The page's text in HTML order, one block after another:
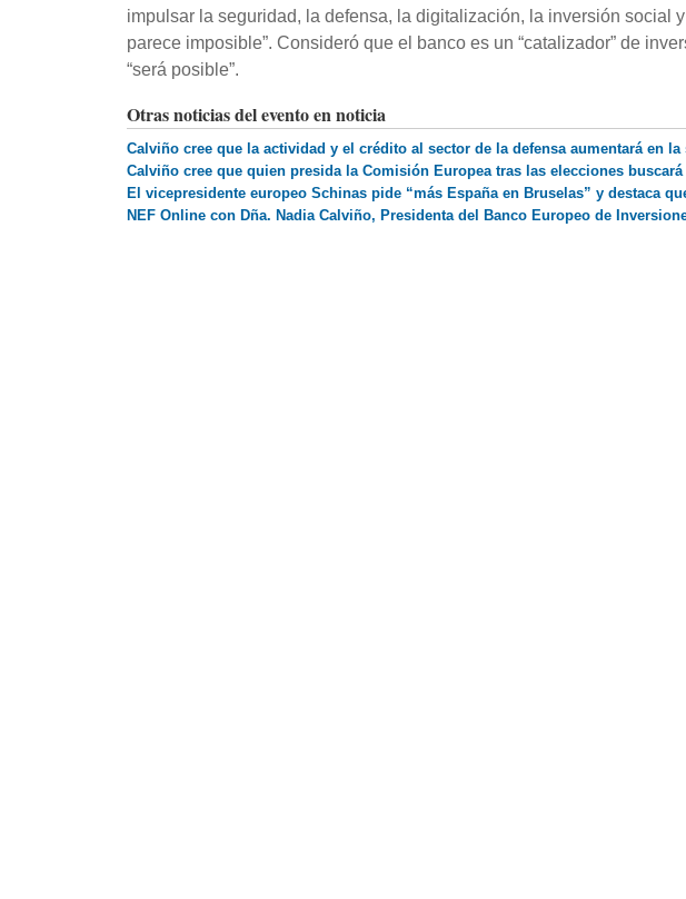
impulsar la seguridad, la defensa, la digitalización, la inversión social
parece imposible”. Consideró que el banco es un “catalizador” de
“será posible”.
Otras noticias del evento en noticia
Calviño cree que la actividad y el crédito al sector de la defensa aumentará en
Calviño cree que quien presida la Comisión Europea tras las elecciones
El vicepresidente europeo Schinas pide “más España en Bruselas” y destaca
NEF Online con Dña. Nadia Calviño, Presidenta del Banco Europeo de